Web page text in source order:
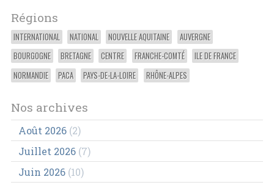
Régions
INTERNATIONAL NATIONAL NOUVELLE AQUITAINE
AUVERGNE
BOURGOGNE
BRETAGNE CENTRE FRANCHE-COMTÉ
ILE DE FRANCE
NORMANDIE
PACA PAYS-DE-LA-LOIRE RHÔNE-ALPES
Nos archives
Août 2026(2)
Juillet 2026(7)
Juin 2026(10)